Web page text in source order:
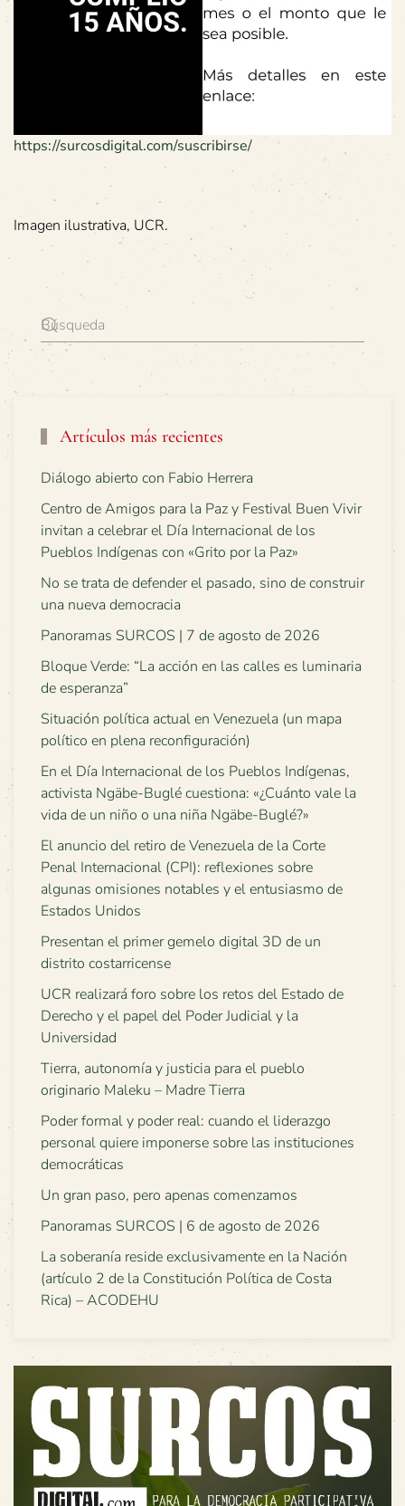
https://surcosdigital.com/suscribirse/
Imagen ilustrativa, UCR.
Artículos más recientes
Diálogo abierto con Fabio Herrera
Centro de Amigos para la Paz y Festival Buen Vivir
invitan a celebrar el Día Internacional de los
Pueblos Indígenas con «Grito por la Paz»
No se trata de defender el pasado, sino de construir
una nueva democracia
Panoramas SURCOS | 7 de agosto de 2026
Bloque Verde: “La acción en las calles es luminaria
de esperanza”
Situación política actual en Venezuela (un mapa
político en plena reconfiguración)
En el Día Internacional de los Pueblos Indígenas,
activista Ngäbe-Buglé cuestiona: «¿Cuánto vale la
vida de un niño o una niña Ngäbe-Buglé?»
El anuncio del retiro de Venezuela de la Corte
Penal Internacional (CPI): reflexiones sobre
algunas omisiones notables y el entusiasmo de
Estados Unidos
Presentan el primer gemelo digital 3D de un
distrito costarricense
UCR realizará foro sobre los retos del Estado de
Derecho y el papel del Poder Judicial y la
Universidad
Tierra, autonomía y justicia para el pueblo
originario Maleku – Madre Tierra
Poder formal y poder real: cuando el liderazgo
personal quiere imponerse sobre las instituciones
democráticas
Un gran paso, pero apenas comenzamos
Panoramas SURCOS | 6 de agosto de 2026
La soberanía reside exclusivamente en la Nación
(artículo 2 de la Constitución Política de Costa
Rica) – ACODEHU